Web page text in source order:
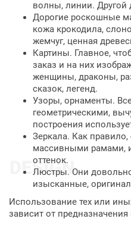
волны, линии. Другой
Дорогие роскошные
кожа крокодила,
жемчуг, ценная
Картины. Главное,
заказ и на них
женщины, драконы,
сказок, легенд.
Узоры, орнаменты.
геометрическими,
построения
Зеркала. Как
массивными рамами,
оттенок.
Люстры. Они
изысканные,
Использование тех или
зависит от